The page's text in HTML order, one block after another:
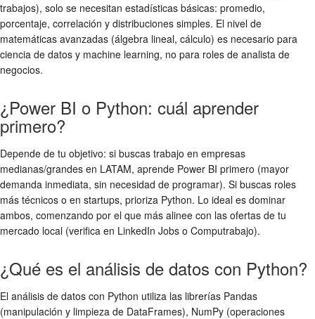
trabajos), solo se necesitan estadísticas básicas: promedio,
porcentaje, correlación y distribuciones simples. El nivel de
matemáticas avanzadas (álgebra lineal, cálculo) es necesario para
ciencia de datos y machine learning, no para roles de analista de
negocios.
¿Power BI o Python: cuál aprender
primero?
Depende de tu objetivo: si buscas trabajo en empresas
medianas/grandes en LATAM, aprende Power BI primero (mayor
demanda inmediata, sin necesidad de programar). Si buscas roles
más técnicos o en startups, prioriza Python. Lo ideal es dominar
ambos, comenzando por el que más alinee con las ofertas de tu
mercado local (verifica en LinkedIn Jobs o Computrabajo).
¿Qué es el análisis de datos con Python?
El análisis de datos con Python utiliza las librerías Pandas
(manipulación y limpieza de DataFrames), NumPy (operaciones